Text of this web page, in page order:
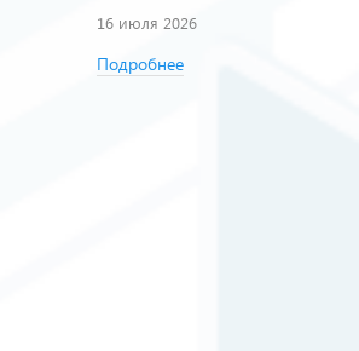
16 июля 2026
Подробнее